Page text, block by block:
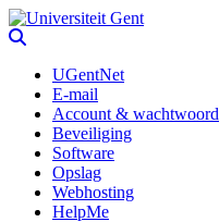
UGentNet
E-mail
Account & wachtwoord
Beveiliging
Software
Opslag
Webhosting
HelpMe